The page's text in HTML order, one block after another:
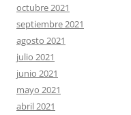
octubre 2021
septiembre 2021
agosto 2021
julio 2021
junio 2021
mayo 2021
abril 2021